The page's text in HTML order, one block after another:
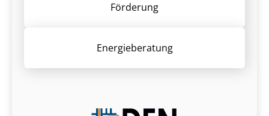
Förderung
Energieberatung